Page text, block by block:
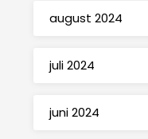
august 2024
juli 2024
juni 2024